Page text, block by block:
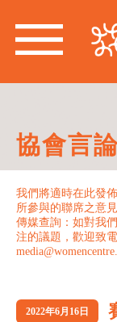
協會言
我們將適時在此發
所參與的聯席之意
傳媒查詢：如對我
注的議題，歡迎致
2022年6月16日